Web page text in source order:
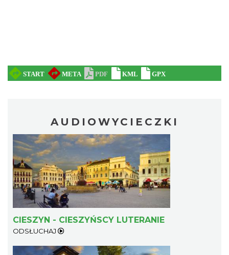
AUDIOWYCIECZKI
CIESZYN - CIESZYŃSCY LUTERANIE
ODSŁUCHAJ